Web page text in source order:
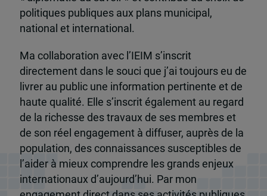
politiques publiques aux plans municipal,
national et international.
Ma collaboration avec l’IEIM s’inscrit
directement dans le souci que j’ai toujours eu de
livrer au public une information pertinente et de
haute qualité. Elle s’inscrit également au regard
de la richesse des travaux de ses membres et
de son réel engagement à diffuser, auprès de la
population, des connaissances susceptibles de
l’aider à mieux comprendre les grands enjeux
internationaux d’aujourd’hui. Par mon